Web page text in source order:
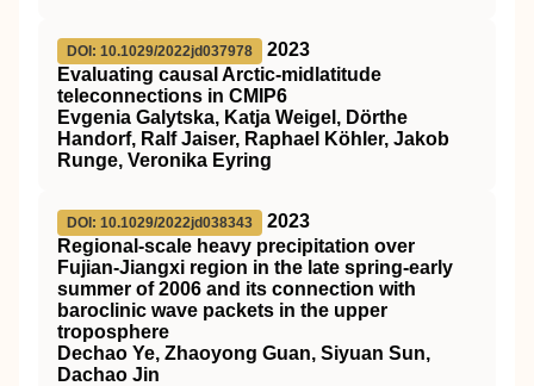
DOI: 10.1029/2022jd037978
2023
Evaluating causal Arctic‐midlatitude
teleconnections in CMIP6
Evgenia Galytska, Katja Weigel, Dörthe
Handorf, Ralf Jaiser, Raphael Köhler, Jakob
Runge, Veronika Eyring
DOI: 10.1029/2022jd038343
2023
Regional‐scale heavy precipitation over
Fujian‐Jiangxi region in the late spring‐early
summer of 2006 and its connection with
baroclinic wave packets in the upper
troposphere
Dechao Ye, Zhaoyong Guan, Siyuan Sun,
Dachao Jin